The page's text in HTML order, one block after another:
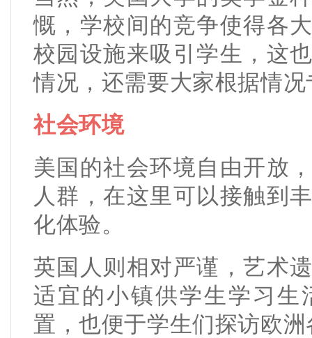
慨，学校间的竞争使得各
校园设施来吸引学生，这
情况，还需要大家根据情
社会环境
美国的社会环境自由开放
人群，在这里可以接触到
化体验。
英国人则相对严谨，艺术
适宜的小镇供学生学习生
置，也便于学生们探访欧